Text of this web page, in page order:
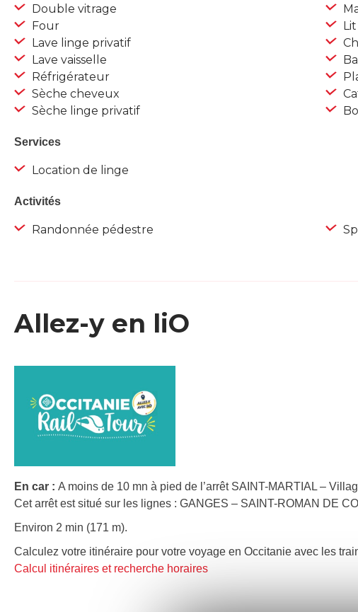
Double vitrage
Four
Lave linge privatif
Lave vaisselle
Réfrigérateur
Sèche cheveux
Sèche linge privatif
Services
Location de linge
Activités
Randonnée pédestre
Allez-y en liO
En car : A moins de 10 mn à pied de l’arrêt SAINT-MARTIAL –
Cet arrêt est situé sur les lignes : GANGES – SAINT-ROMAN DE
Environ 2 min (171 m).
Calculez votre itinéraire pour votre voyage en Occitanie avec les
Calcul itinéraires et recherche horaires